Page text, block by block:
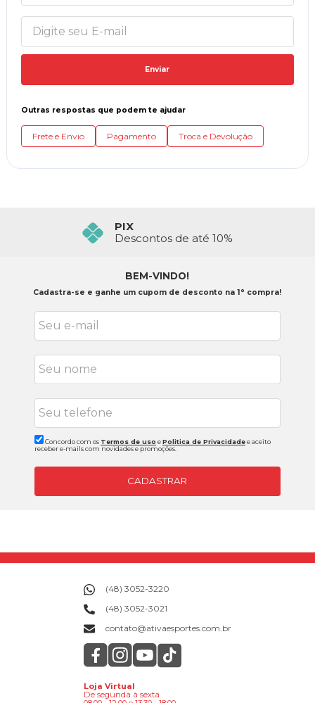
Enviar
Outras respostas que podem te ajudar
Frete e Envio Pagamento Troca e Devolução
PIX
Descontos de até 10%
BEM-VINDO!
Cadastra-se e ganhe um cupom de desconto na 1° compra!
Concordo com os Termos de uso ePolitica de Privacidadee aceito
receber e-mails com novidades e promoções.
CADASTRAR
(48) 3052-3220
(48) 3052-3021
contato@ativaesportes.com.br
Loja Virtual
De segunda à sexta